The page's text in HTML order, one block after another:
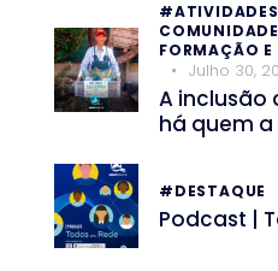
FORMAÇÃO E
Julho 30,
A
há quem
#DESTAQUE
Podcast |